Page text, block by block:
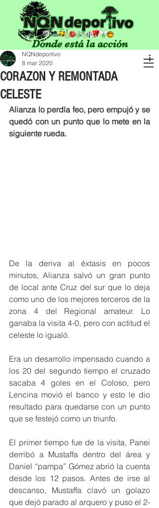
Donde está la acción
CORAZON Y REMONTADA
CELESTE
NQNdeportivo
8 mar 2020
Alianza lo perdía feo, pero empujó y se
quedó con un punto que lo mete en la
siguiente rueda.
De la deriva al éxtasis en pocos
minutos, Alianza salvó un gran punto
de local ante Cruz del sur que lo deja
como uno de los mejores terceros de la
zona 4 del Regional amateur. Lo
ganaba la visita 4-0, pero con actitud el
celeste lo igualó.
Era un desarrollo impensado cuando a
los 20 del segundo tiempo el cruzado
sacaba 4 goles en el Coloso, pero
Lencina movió el banco y esto le dio
resultado para quedarse con un punto
que se festejó como un triunfo.
El primer tiempo fue de la visita, Panei
derribó a Mustaffa dentro del área y
Daniel “pampa” Gómez abrió la cuenta
desde los 12 pasos. Antes de irse al
descanso, Mustaffa clavó un golazo
que dejó parado al arquero y puso el 2-